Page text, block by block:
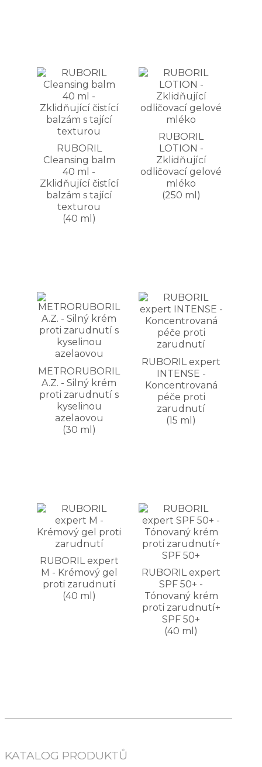
KATALOG PRODUKTŮ
RUBORIL
Cleansing balm
40 ml -
Zklidňující čistící
balzám s tající
texturou
(40 ml)
RUBORIL
LOTION -
Zklidňující
odličovací gelové
mléko
(250 ml)
METRORUBORIL
A.Z. - Silný krém
proti zarudnutí s
kyselinou
azelaovou
(30 ml)
RUBORIL expert
INTENSE -
Koncentrovaná
péče proti
zarudnutí
(15 ml)
RUBORIL expert
M - Krémový gel
proti zarudnutí
(40 ml)
RUBORIL expert
SPF 50+ -
Tónovaný krém
proti zarudnutí+
SPF 50+
(40 ml)